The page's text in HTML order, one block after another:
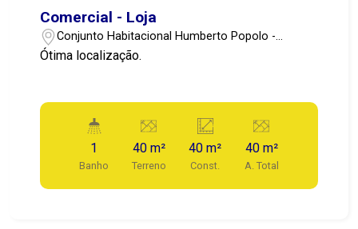
Comercial - Loja
Conjunto Habitacional Humberto Popolo -
Botucatu/SP
Ótima localização.
1
Banho
40 m²
Terreno
40 m²
Const.
40 m²
A. Total